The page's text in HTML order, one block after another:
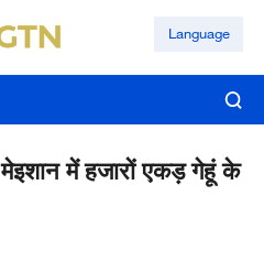
Language
में हजारों एकड़ गेहूं के